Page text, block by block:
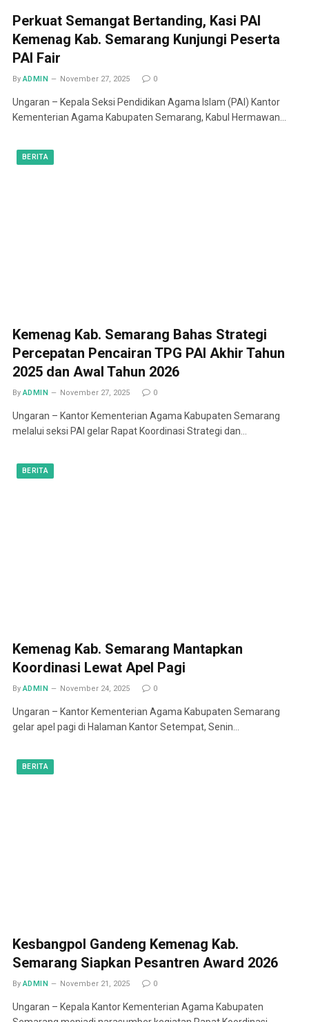
Perkuat Semangat Bertanding, Kasi PAI
Kemenag Kab. Semarang Kunjungi Peserta
PAI Fair
By ADMIN November 27, 2025 0
Ungaran – Kepala Seksi Pendidikan Agama Islam (PAI) Kantor
Kementerian Agama Kabupaten Semarang, Kabul Hermawan…
BERITA
Kemenag Kab. Semarang Bahas Strategi
Percepatan Pencairan TPG PAI Akhir Tahun
2025 dan Awal Tahun 2026
By ADMIN November 27, 2025 0
Ungaran – Kantor Kementerian Agama Kabupaten Semarang
melalui seksi PAI gelar Rapat Koordinasi Strategi dan…
BERITA
Kemenag Kab. Semarang Mantapkan
Koordinasi Lewat Apel Pagi
By ADMIN November 24, 2025 0
Ungaran – Kantor Kementerian Agama Kabupaten Semarang
gelar apel pagi di Halaman Kantor Setempat, Senin…
BERITA
Kesbangpol Gandeng Kemenag Kab.
Semarang Siapkan Pesantren Award 2026
By ADMIN November 21, 2025 0
Ungaran – Kepala Kantor Kementerian Agama Kabupaten